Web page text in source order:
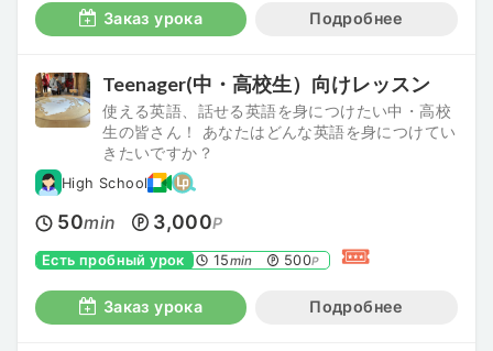
Заказ урока Подробнее
Teenager(中・高校生）向けレッスン
使える英語、話せる英語を身につけたい中・高校
生の皆さん！ あなたはどんな英語を身につけてい
きたいですか？
High School
50min 3,000P
Есть пробный урок 15min 500P
Заказ урока Подробнее